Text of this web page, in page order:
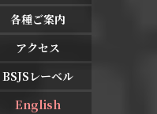
各種ご案内
アクセス
BSJSレーベル
English